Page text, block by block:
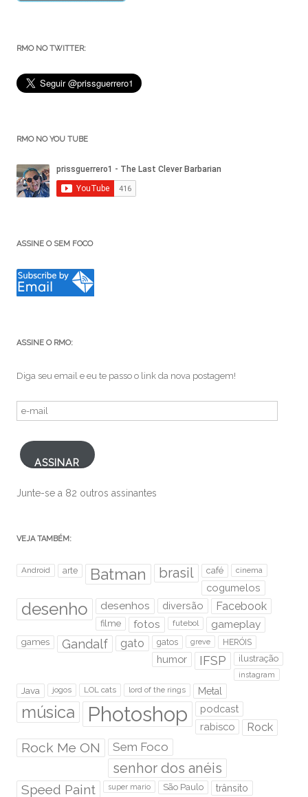
RMO NO TWITTER:
RMO NO YOU TUBE
ASSINE O SEM FOCO
ASSINE O RMO:
Diga seu email e eu te passo o link da nova postagem!
e-
ASSINAR
Junte-se a 82 outros assinantes
VEJA TAMBÉM:
Android arte Batman brasil café cinema
cogumelos
desenho desenhos diversão Facebook
filme fotos futebol gameplay
games Gandalf gato gatos greve HERÓIS
humor IFSP ilustração
instagram
Java jogos LOL cats lord of the rings Metal
música Photoshop
podcast
rabisco
Rock
Rock Me ON Sem Foco
senhor dos anéis
Speed Paint super mario São Paulo trânsito